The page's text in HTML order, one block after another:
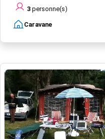
3 personne(s)
Caravane